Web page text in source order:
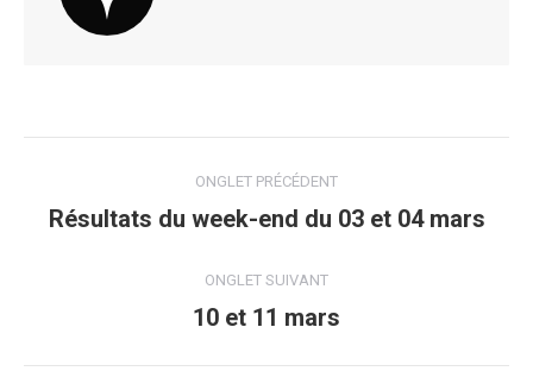
de
commentaire
ONGLET PRÉCÉDENT
Onglet
Résultats du week-end du 03 et 04 mars
ONGLET SUIVANT
Onglet
10 et 11 mars